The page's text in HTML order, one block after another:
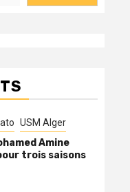
USM Alger
Amine
trois saisons